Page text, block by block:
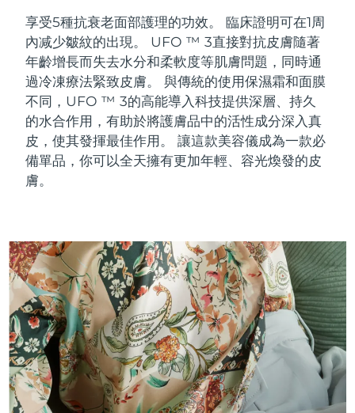
享受5種抗衰老面部護理的功效。 臨床證明可在1周
內减少皺紋的出現。 UFO ™ 3直接對抗皮膚隨著
年齡增長而失去水分和柔軟度等肌膚問題，同時通
過冷凍療法緊致皮膚。
與傳統的使用保濕霜和面膜
不同，UFO ™ 3的高能導入科技提供深層、持久
的水合作用，有助於將護膚品中的活性成分深入真
皮，使其發揮最佳作用。 讓這款美容儀成為一款必
備單品，你可以全天擁有更加年輕、容光煥發的皮
膚。
LUNA™ 4 套裝
Anti-aging massage
LUNA™ 4 Plus
Massage, LED heating
LUNA™ 4 mini
For young skin, T-zone
LUNA™ 4 go
For travel or gym bag
BEAR™ 2 套裝
Microcurrent toning
BEAR™ 2 go
Microcurrent toning on-the-go
面部提拉護理
Premium anti-aging skincare
BEAR™ 設備
All premium facelift devices
補水保濕
UFO™ 3 套裝
Deep facial hydration
device
UFO™ 3 mini
Red light therapy device for young skin
UFO™ 3 go
Portable red light therapy
口腔護理
issa™ 4
Hybrid silicone sonic toothbrush
issa™ 4 smile
Hybrid silicone sonic toothbrush
issa™ 4 baby
For ages 0-3
FAQ™ 抗老護理
抗老
FAQ™ 101
Clinical anti-aging
FAQ™ 102
Advanced clinical anti-aging
LED 護理
FAQ™ 201
LED mask
FAQ™ 202
LED mask
生髮
FAQ™ 301
LED hair strengthening scalp massager
肌膚年輕化
NEW
FAQ™ 501
Full-Spectrum Red Light Therapy
NEW
比利時 預計送達日期 8/8/26
百慕達 預計送達日期14/8/26
波士尼亞與赫塞哥維納 預計送達日期11/8/26
汶萊 預計送達日期13/8/26
保加利亞 預計送達日期8/8/26
中國 預計送達日期8/8/26
哥倫比亞 預計送達日期12/8/26
克羅埃西亞 預計送達日期 8/8/26
賽普勒斯 預計送達日期 9/8/26